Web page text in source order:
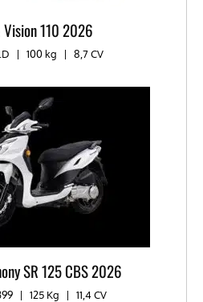
Vision 110 2026
| 100 kg | 8,7 CV
SR 125 CBS 2026
| 125 Kg | 11,4 CV